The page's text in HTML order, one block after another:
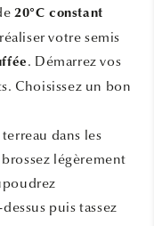
20°C constant
votre semis
. Démarrez vos
Choisissez un bon
dans les
légèrement
puis tassez